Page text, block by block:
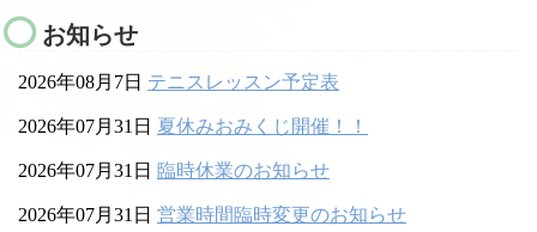
お知らせ
2026年08月7日 テニスレッスン予定表
2026年07月31日 夏休みおみくじ開催！！
2026年07月31日 臨時休業のお知らせ
2026年07月31日 営業時間臨時変更のお知らせ